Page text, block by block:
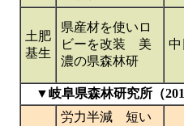
土肥
基生
県産材を使いロ
ビーを改装 美
濃の県森林研
中
▼岐阜県森林研究所（
労力半減 短い